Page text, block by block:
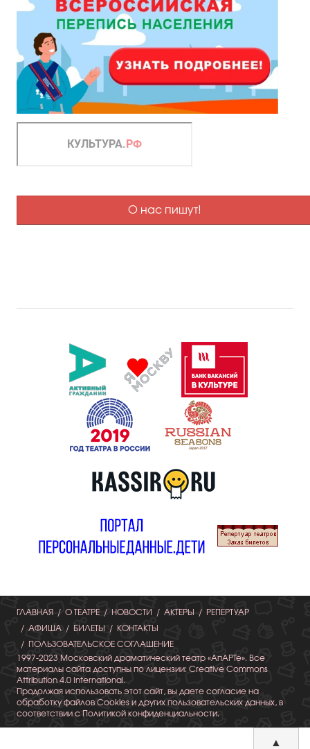
О нас пишут!
ГЛАВНАЯ О ТЕАТРЕ НОВОСТИ АКТЕРЫ
РЕПЕРТУАР
АФИША
БИЛЕТЫ
КОНТАКТЫ
ПОЛЬЗОВАТЕЛЬСКОЕ СОГЛАШЕНИЕ
1997-2023 Московский драматический театр «АпАРТе». Все
материалы сайта доступны по лицензии: Creative Commons
Attribution 4.0 International.
Продолжая использовать этот сайт, вы даете согласие на
обработку файлов Cookies и других пользовательских данных, в
соответствии с Политикой конфиденциальности.
▲